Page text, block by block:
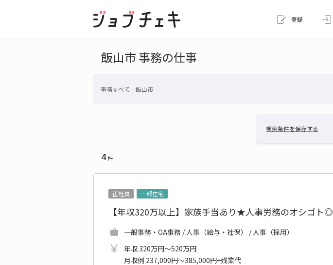
登録
飯山市 事務の仕事
事務すべて 飯山市
検索条件を保存する
4件
正社員 一部在宅
【年収320万以上】家族手当あり★人事労務のオシゴト◎
一般事務・OA事務 / 人事（給与・社保） / 人事（採用）
年収 320万円～520万円
月収例 237,000円～385,000円+残業代